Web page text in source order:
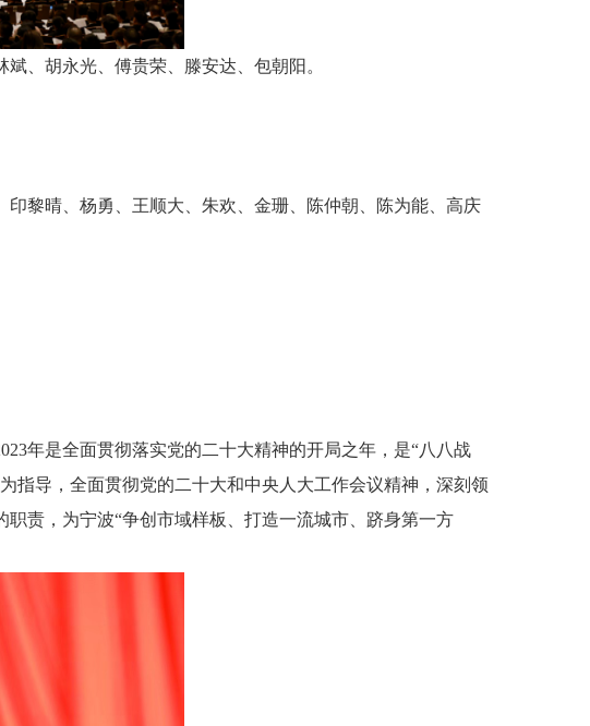
、胡永光、傅贵荣、滕安达、包朝阳。
黎晴、杨勇、王顺大、朱欢、金珊、陈仲朝、陈为能、高庆
年是全面贯彻落实党的二十大精神的开局之年，是“八八战
指导，全面贯彻党的二十大和中央人大工作会议精神，深刻领
责，为宁波“争创市域样板、打造一流城市、跻身第一方